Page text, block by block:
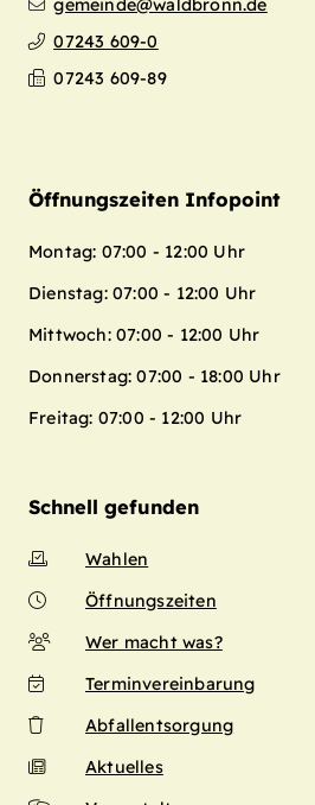
gemeinde@waldbronn.de
07243 609-0
07243 609-89
Öffnungszeiten Infopoint
Montag: 07:00 - 12:00 Uhr
Dienstag: 07:00 - 12:00 Uhr
Mittwoch: 07:00 - 12:00 Uhr
Donnerstag: 07:00 - 18:00 Uhr
Freitag: 07:00 - 12:00 Uhr
Schnell gefunden
Wahlen
Öffnungszeiten
Wer macht was?
Terminvereinbarung
Abfallentsorgung
Aktuelles